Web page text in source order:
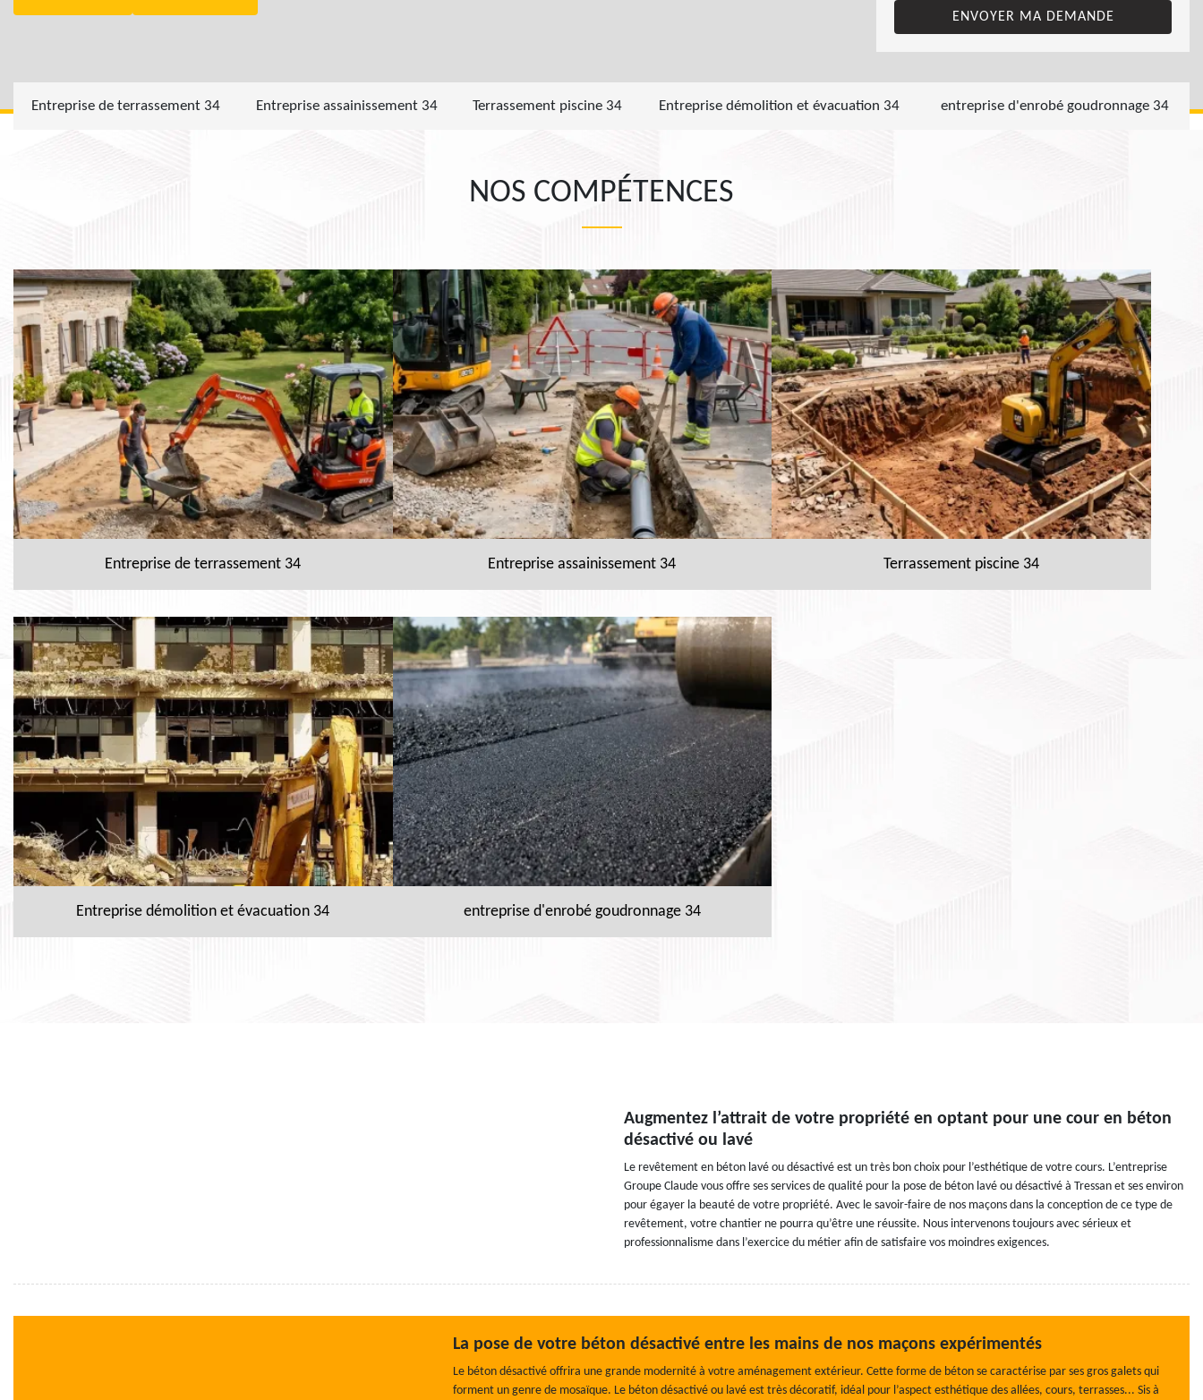
Entreprise de terrassement 34 Entreprise assainissement 34 Terrassement piscine 34 Entreprise démolition et évacuation 34 entreprise d'enrobé goudronnage 34
NOS COMPÉTENCES
Entreprise de terrassement 34 Entreprise assainissement 34 Terrassement piscine 34
Entreprise démolition et évacuation 34 entreprise d'enrobé goudronnage 34
Augmentez l’attrait de votre propriété en optant pour une cour en béton
désactivé ou lavé
Le revêtement en béton lavé ou désactivé est un très bon choix pour l’esthétique de votre cours. L’entreprise
Groupe Claude vous offre ses services de qualité pour la pose de béton lavé ou désactivé à Tressan et ses environ
pour égayer la beauté de votre propriété. Avec le savoir-faire de nos maçons dans la conception de ce type de
revêtement, votre chantier ne pourra qu’être une réussite. Nous intervenons toujours avec sérieux et
professionnalisme dans l’exercice du métier afin de satisfaire vos moindres exigences.
La pose de votre béton désactivé entre les mains de nos maçons expérimentés
Le béton désactivé offrira une grande modernité à votre aménagement extérieur. Cette forme de béton se caractérise par ses gros galets qui
forment un genre de mosaïque. Le béton désactivé ou lavé est très décoratif, idéal pour l’aspect esthétique des allées, cours, terrasses... Sis à